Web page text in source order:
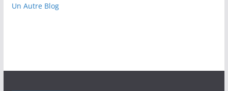
Un Autre Blog